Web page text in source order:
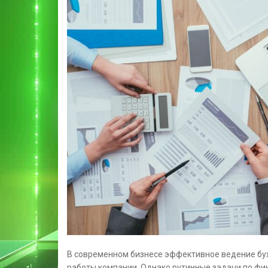
В современном бизнесе эффективное ведение